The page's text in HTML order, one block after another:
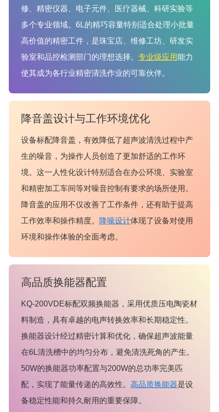
修、精密仪器、电子元件、医疗器械、科研实验等
多个专业领域。6L的精巧容量特别适合处理小批量
高价值的精密工件，是珠宝店、维修工坊、研发实
验室和品控检测部门的理想选择。 专业级应用能力
使其成为各行业精密清洗作业的可靠伙伴。
降音盖设计与工作环境优化
设备标配降音盖，有效降低了超声波清洗过程中产
生的噪音，为操作人员创造了更加舒适的工作环
境。这一人性化设计特别适合在办公环境、实验室
和精密加工车间等对噪音控制有要求的场所使用。
降音盖的应用不仅改善了工作条件，还有助于提高
工作效率和操作精度。
降噪设计体现了设备对使用
环境和操作体验的全面考虑。
高品质换能器配置
KQ-200VDE标配双频换能器，采用优质压电陶瓷材
料制造，具有卓越的电声转换效率和长期稳定性。
换能器设计经过精密计算和优化，确保超声波能量
在6L清洗槽中的均匀分布，避免清洗死角的产生。
50W的换能器功率配置与200W的总功率完美匹
配，实现了能量传递的高效性。 高品质换能器是设
备稳定性能和持久耐用的重要保障。